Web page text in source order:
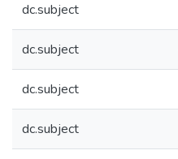
dc.subject
dc.subject
dc.subject
dc.subject